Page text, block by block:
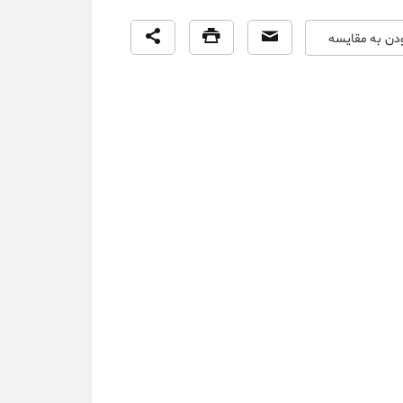
به مقایسه